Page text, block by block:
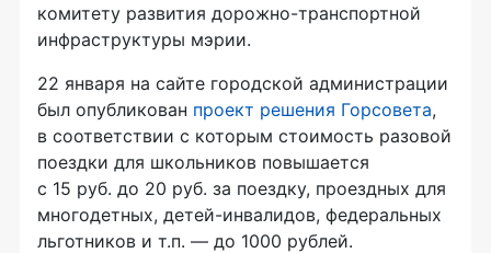
комитету развития дорожно-транспортной
инфраструктуры мэрии.
22 января на сайте городской администрации
был опубликован проект решения Горсовета,
в соответствии с которым стоимость разовой
поездки для школьников повышается
с 15 руб. до 20 руб. за поездку, проездных для
многодетных, детей-инвалидов, федеральных
льготников и т.п. — до 1000 рублей.